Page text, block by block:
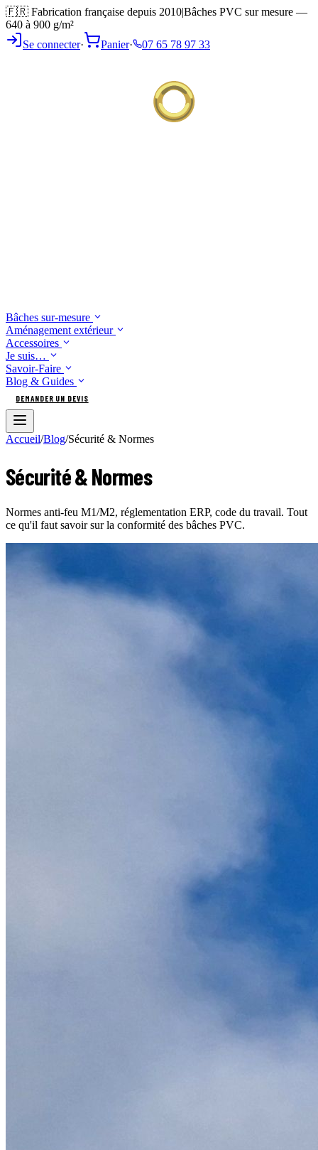
🇫🇷 Fabrication française depuis 2010|Bâches PVC sur mesure —
640 à 900 g/m²
Se connecter· Panier· 07 65 78 97 33
Bâches sur-mesure
Aménagement extérieur
Accessoires
Je suis…
Savoir-Faire
Blog & Guides
DEMANDER UN DEVIS
Accueil/Blog/Sécurité & Normes
Sécurité & Normes
Normes anti-feu M1/M2, réglementation ERP, code du travail. Tout
ce qu'il faut savoir sur la conformité des bâches PVC.